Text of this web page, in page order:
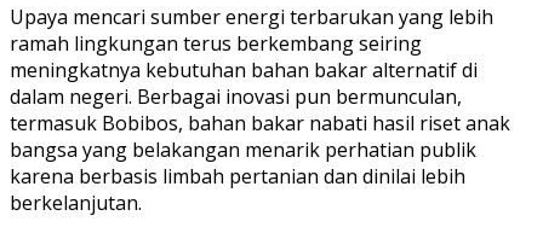
Upaya mencari sumber energi terbarukan yang lebih
ramah lingkungan terus berkembang seiring
meningkatnya kebutuhan bahan bakar alternatif di
dalam negeri. Berbagai inovasi pun bermunculan,
termasuk Bobibos, bahan bakar nabati hasil riset anak
bangsa yang belakangan menarik perhatian publik
karena berbasis limbah pertanian dan dinilai lebih
berkelanjutan.